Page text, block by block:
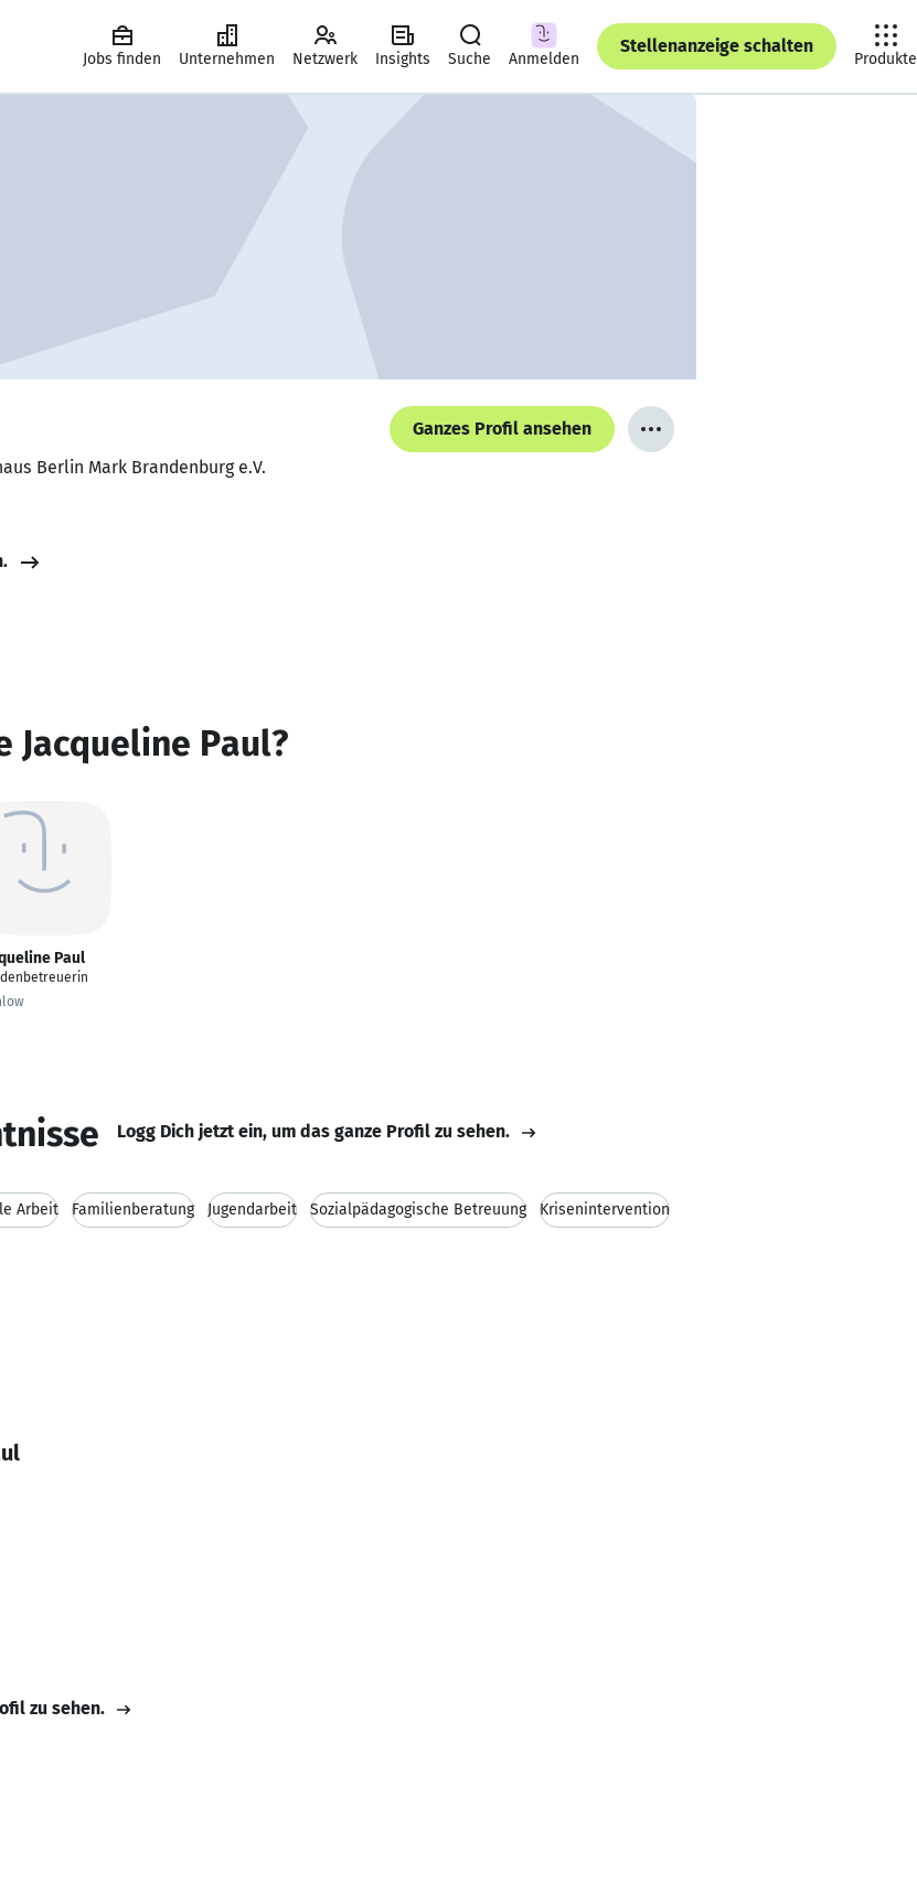
Jobs finden Unternehmen Netzwerk Insights Suche Anmelden
Stellenanzeige schalten
Produkte
Ganzes Profil ansehen
Berlin Mark Brandenburg e.V.
Jacqueline Paul?
Paul
Logg Dich jetzt ein, um das ganze Profil zu sehen.
Arbeit Familienberatung Jugendarbeit Sozialpädagogische Betreuung Krisenintervention
zu sehen.